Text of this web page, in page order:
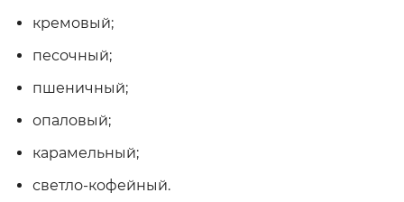
кремовый;
песочный;
пшеничный;
опаловый;
карамельный;
светло-кофейный.